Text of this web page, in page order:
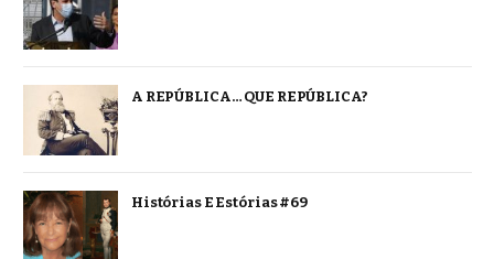
A REPÚBLICA… QUE REPÚBLICA?
Histórias E Estórias #69